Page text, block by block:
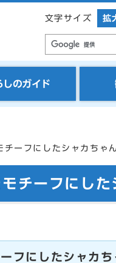
文字サイズ 拡
しのガイド
ーフにしたシャカちゃん
チーフにした
フにしたシャカち